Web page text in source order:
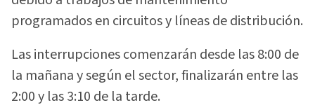
programados en circuitos y líneas de distribución.
Las interrupciones comenzarán desde las 8:00 de
la mañana y según el sector, finalizarán entre las
2:00 y las 3:10 de la tarde.